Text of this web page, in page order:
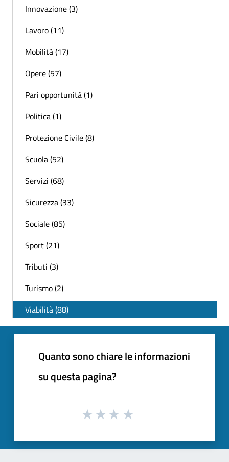
Innovazione (3)
Lavoro (11)
Mobilità (17)
Opere (57)
Pari opportunità (1)
Politica (1)
Protezione Civile (8)
Scuola (52)
Servizi (68)
Sicurezza (33)
Sociale (85)
Sport (21)
Tributi (3)
Turismo (2)
Viabilità (88)
Quanto sono chiare le informazioni
su questa pagina?